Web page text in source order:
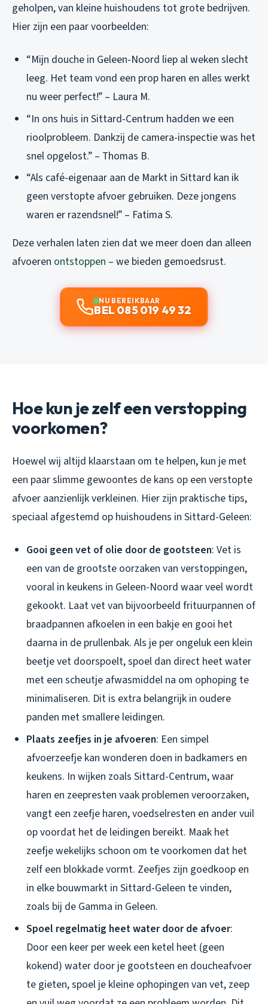
geholpen, van kleine huishoudens tot grote bedrijven.
Hier zijn een paar voorbeelden:
“Mijn douche in Geleen-Noord liep al weken slecht
leeg. Het team vond een prop haren en alles werkt
nu weer perfect!” – Laura M.
“In ons huis in Sittard-Centrum hadden we een
rioolprobleem. Dankzij de camera-inspectie was het
snel opgelost.” – Thomas B.
“Als café-eigenaar aan de Markt in Sittard kan ik
geen verstopte afvoer gebruiken. Deze jongens
waren er razendsnel!” – Fatima S.
Deze verhalen laten zien dat we meer doen dan alleen
afvoeren ontstoppen – we bieden gemoedsrust.
NU BEREIKBAAR
BEL 085 019 49 32
Hoe kun je zelf een verstopping
voorkomen?
Hoewel wij altijd klaarstaan om te helpen, kun je met
een paar slimme gewoontes de kans op een verstopte
afvoer aanzienlijk verkleinen. Hier zijn praktische tips,
speciaal afgestemd op huishoudens in Sittard-Geleen:
Gooi geen vet of olie door de gootsteen: Vet is
een van de grootste oorzaken van verstoppingen,
vooral in keukens in Geleen-Noord waar veel wordt
gekookt. Laat vet van bijvoorbeeld frituurpannen of
braadpannen afkoelen in een bakje en gooi het
daarna in de prullenbak. Als je per ongeluk een klein
beetje vet doorspoelt, spoel dan direct heet water
met een scheutje afwasmiddel na om ophoping te
minimaliseren. Dit is extra belangrijk in oudere
panden met smallere leidingen.
Plaats zeefjes in je afvoeren: Een simpel
afvoerzeefje kan wonderen doen in badkamers en
keukens. In wijken zoals Sittard-Centrum, waar
haren en zeepresten vaak problemen veroorzaken,
vangt een zeefje haren, voedselresten en ander vuil
op voordat het de leidingen bereikt. Maak het
zeefje wekelijks schoon om te voorkomen dat het
zelf een blokkade vormt. Zeefjes zijn goedkoop en
in elke bouwmarkt in Sittard-Geleen te vinden,
zoals bij de Gamma in Geleen.
Spoel regelmatig heet water door de afvoer:
Door een keer per week een ketel heet (geen
kokend) water door je gootsteen en doucheafvoer
te gieten, spoel je kleine ophopingen van vet, zeep